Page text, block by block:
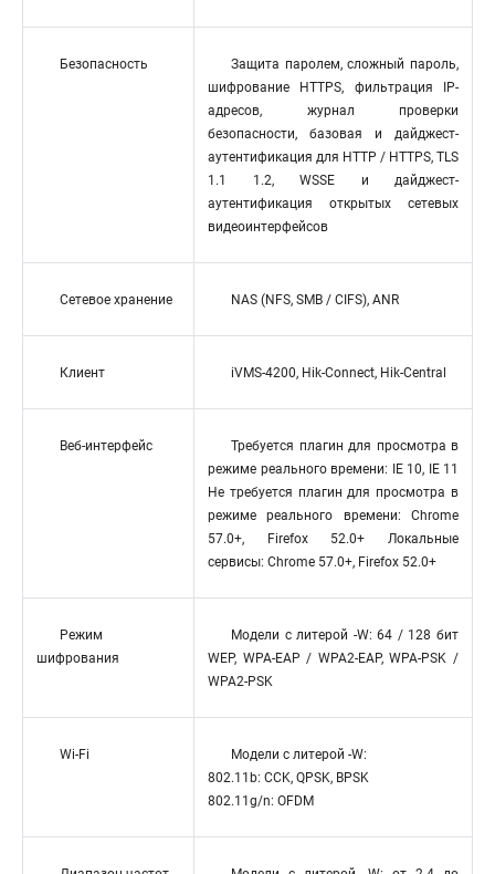
Безопасность
Защита паролем, сложный пароль,
шифрование HTTPS, фильтрация IP-
адресов, журнал проверки
безопасности, базовая и дайджест-
аутентификация для HTTP / HTTPS, TLS
1.1 1.2, WSSE и дайджест-
аутентификация открытых сетевых
видеоинтерфейсов
Сетевое хранение NAS (NFS, SMB / CIFS), ANR
Клиент iVMS-4200, Hik-Connect, Hik-Central
Веб-интерфейс
Требуется плагин для просмотра в
режиме реального времени: IE 10, IE 11
Не требуется плагин для просмотра в
режиме реального времени: Chrome
57.0+, Firefox 52.0+ Локальные
сервисы: Chrome 57.0+, Firefox 52.0+
Режим
шифрования
Модели с литерой -W: 64 / 128 бит
WEP, WPA-EAP / WPA2-EAP, WPA-PSK /
WPA2-PSK
Wi-Fi
Модели с литерой -W:
802.11b: CCK, QPSK, BPSK
802.11g/n: OFDM